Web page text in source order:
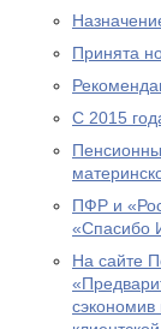
Принята
С 2015
ПФР и
«Спасибо
На сайте